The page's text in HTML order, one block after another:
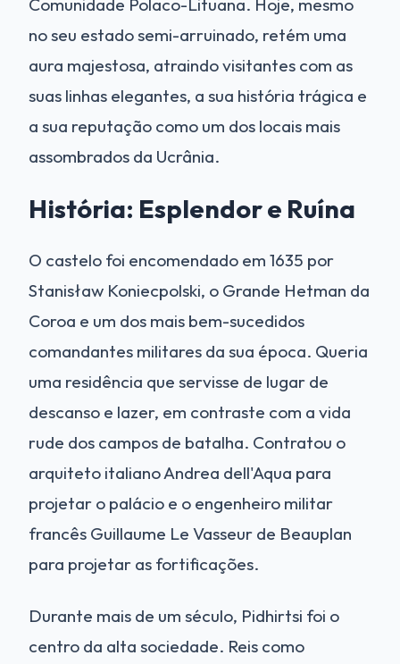
Comunidade Polaco-Lituana. Hoje, mesmo
no seu estado semi-arruinado, retém uma
aura majestosa, atraindo visitantes com as
suas linhas elegantes, a sua história trágica e
a sua reputação como um dos locais mais
assombrados da Ucrânia.
História: Esplendor e Ruína
O castelo foi encomendado em 1635 por
Stanisław Koniecpolski, o Grande Hetman da
Coroa e um dos mais bem-sucedidos
comandantes militares da sua época. Queria
uma residência que servisse de lugar de
descanso e lazer, em contraste com a vida
rude dos campos de batalha. Contratou o
arquiteto italiano Andrea dell'Aqua para
projetar o palácio e o engenheiro militar
francês Guillaume Le Vasseur de Beauplan
para projetar as fortificações.
Durante mais de um século, Pidhirtsi foi o
centro da alta sociedade. Reis como